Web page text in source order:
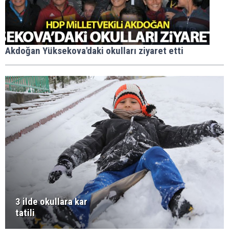
Akdoğan Yüksekova'daki okulları ziyaret etti
3 ilde okullara kar
tatili